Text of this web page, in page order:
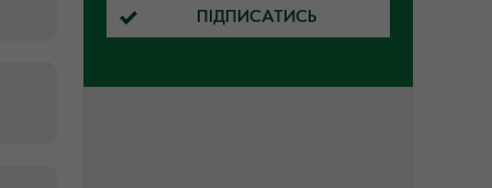
ПІДПИСАТИСЬ